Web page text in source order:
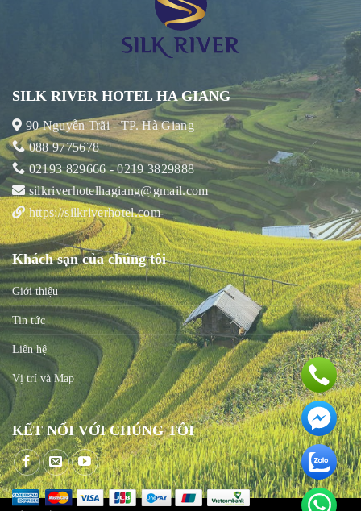
SILK RIVER HOTEL HA GIANG
90 Nguyễn Trãi - TP. Hà Giang
088 9775678
02193 829666 - 0219 3829888
silkriverhotelhagiang@gmail.com
https://silkriverhotel.com
Khách sạn của chúng tôi
Giới thiệu
Tin tức
Liên hệ
Vị trí và Map
KẾT NỐI VỚI CHÚNG TÔI